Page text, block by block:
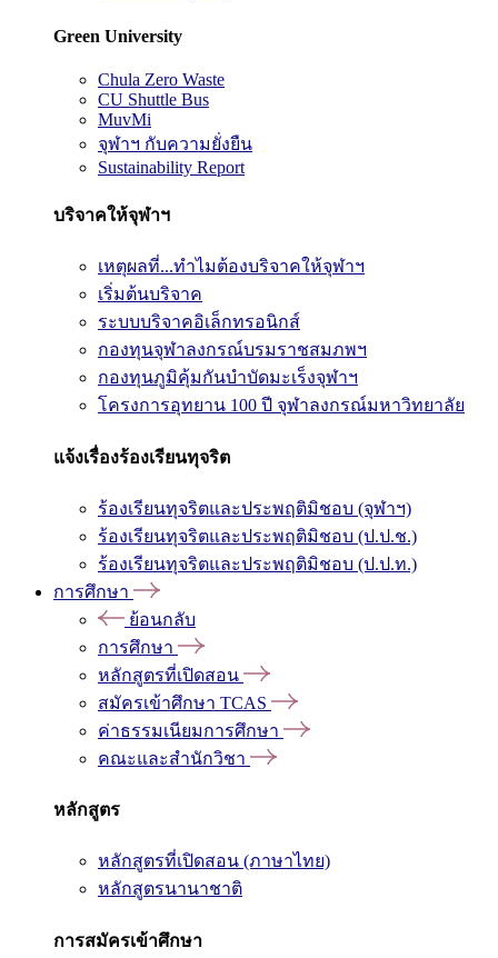
Green University
Chula Zero Waste
CU Shuttle Bus
MuvMi
จุฬาฯ กับความยั่งยืน
Sustainability Report
บริจาคให้จุฬาฯ
เหตุผลที่...ทำไมต้องบริจาคให้จุฬาฯ
เริ่มต้นบริจาค
ระบบบริจาคอิเล็กทรอนิกส์
กองทุนจุฬาลงกรณ์บรมราชสมภพฯ
กองทุนภูมิคุ้มกันบำบัดมะเร็งจุฬาฯ
โครงการอุทยาน 100 ปี จุฬาลงกรณ์มหาวิทยาลัย
แจ้งเรื่องร้องเรียนทุจริต
ร้องเรียนทุจริตและประพฤติมิชอบ (จุฬาฯ)
ร้องเรียนทุจริตและประพฤติมิชอบ (ป.ป.ช.)
ร้องเรียนทุจริตและประพฤติมิชอบ (ป.ป.ท.)
การศึกษา
ย้อนกลับ
การศึกษา
หลักสูตรที่เปิดสอน
สมัครเข้าศึกษา TCAS
ค่าธรรมเนียมการศึกษา
คณะและสำนักวิชา
หลักสูตร
หลักสูตรที่เปิดสอน (ภาษาไทย)
หลักสูตรนานาชาติ
การสมัครเข้าศึกษา